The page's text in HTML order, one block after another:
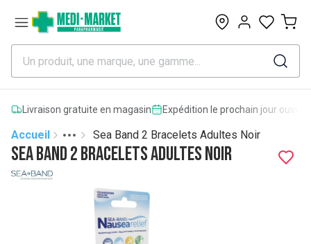
0
Livraison gratuite en magasin Expédition le prochain jour
Accueil
More
Toggle menu
Sea Band 2 Bracelets Adultes Noir
Sea Band 2 Bracelets Adultes Noir